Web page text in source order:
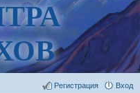
Вход
Регистрация